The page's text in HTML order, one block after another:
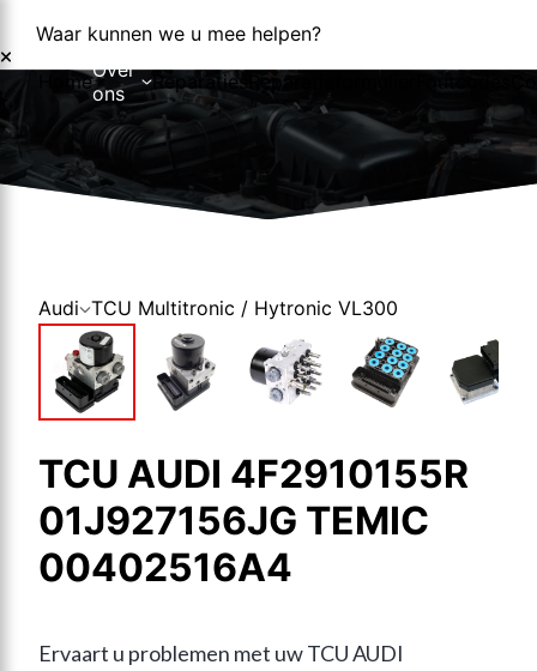
Waar kunnen we u mee helpen?
HomeOver
ons
Over ons
Nieuws
Reparaties Reparatieformulier Foutcodes
Audi TCU Multitronic / Hytronic VL300
TCU AUDI 4F2910155R
01J927156JG TEMIC
00402516A4
Ervaart u problemen met uw TCU AUDI